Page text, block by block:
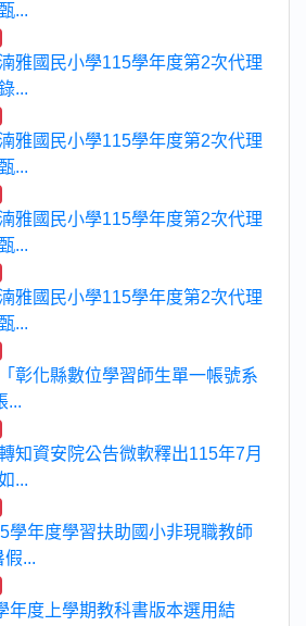
...
雅國民小學115學年度第2次代理
...
雅國民小學115學年度第2次代理
...
雅國民小學115學年度第2次代理
...
雅國民小學115學年度第2次代理
...
彰化縣數位學習師生單一帳號系
...
知資安院公告微軟釋出115年7月
...
學年度學習扶助國小非現職教師
假...
年度上學期教科書版本選用結